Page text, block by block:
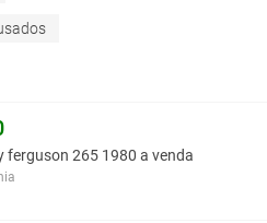
ferguson 265 1980 a venda